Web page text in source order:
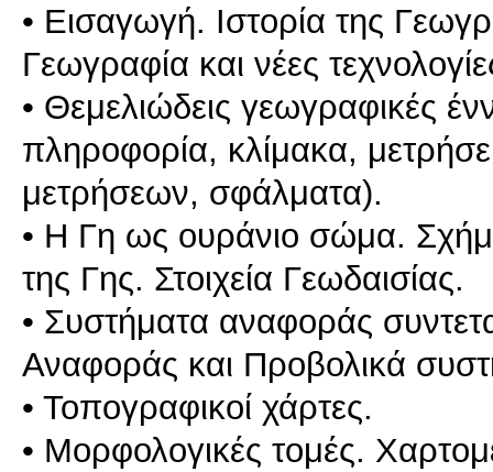
• Εισαγωγή. Ιστορία της
Γεωγραφία και νέες
• Θεμελιώδεις γεωγραφικές
πληροφορία, κλίμακα,
μετρήσεων, σφάλματα).
• H Γη ως oυράνιo σώμα.
της Γης. Στοιχεία Γεωδαισίας.
• Συστήματα αναφοράς
Αναφοράς και Προβολικά
• Τοπογραφικοί χάρτες.
• Μορφολογικές τομές.